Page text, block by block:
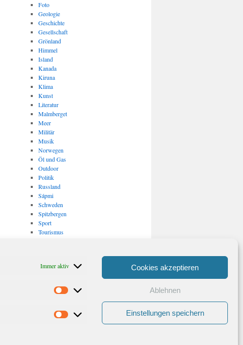
Immer aktiv
Statistiken
Marketing
Cookies akzeptieren
Ablehnen
Einstellungen speichern
Foto
Geologie
Geschichte
Gesellschaft
Grönland
Himmel
Island
Kanada
Kiruna
Klima
Kunst
Literatur
Malmberget
Meer
Militär
Musik
Norwegen
Öl und Gas
Outdoor
Politik
Russland
Sápmi
Schweden
Spitzbergen
Sport
Tourismus
Vulkanismus/ Erdbeben